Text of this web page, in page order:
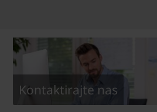
Kontaktirajte nas